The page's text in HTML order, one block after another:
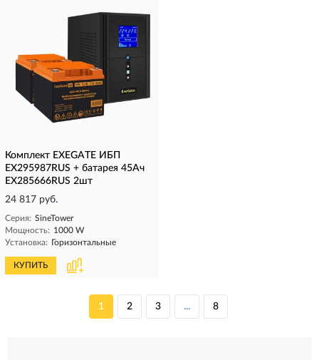
Комплект EXEGATE ИБП
EX295987RUS + батарея 45Aч
EX285666RUS 2шт
24 817 руб.
Серия: SineTower
Мощность: 1000 W
Установка: Горизонтальные
КУПИТЬ
1 2 3 ... 8